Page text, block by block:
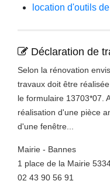
location d'outils
Déclaration de
Selon la rénovation
travaux doit être
le formulaire 13703*07.
réalisation d'une pièce
d'une fenêtre...
Mairie - Bannes
1 place de la Mairie
02 43 90 56 91